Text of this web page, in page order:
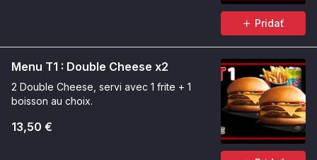
Pridať
Menu T1 : Double Cheese x2
2 Double Cheese, servi avec 1 frite + 1
boisson au choix.
13,50 €